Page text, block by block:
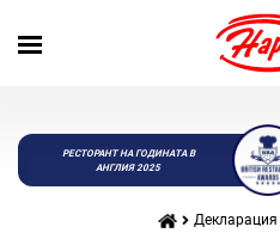
РЕСТОРАНТ НА ГОДИНАТА В
АНГЛИЯ 2025
Декларация